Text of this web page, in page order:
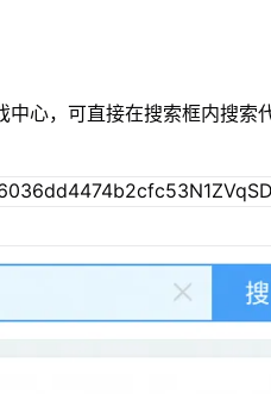
心，可直接在搜索框内搜索